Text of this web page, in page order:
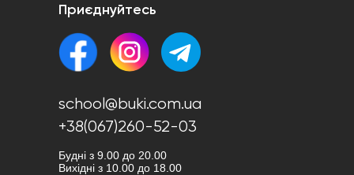
Приєднуйтесь
school@buki.com.ua
+38(067)260-52-03
Будні з 9.00 до 20.00
Вихідні з 10.00 до 18.00